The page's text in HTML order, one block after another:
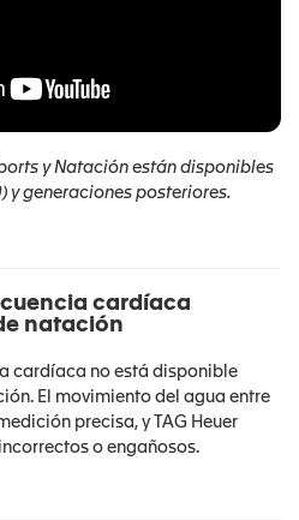
y Natación están disponibles
y generaciones posteriores.
cardíaca
natación
cardíaca no está disponible
El movimiento del agua entre
precisa, y TAG Heuer
o engañosos.